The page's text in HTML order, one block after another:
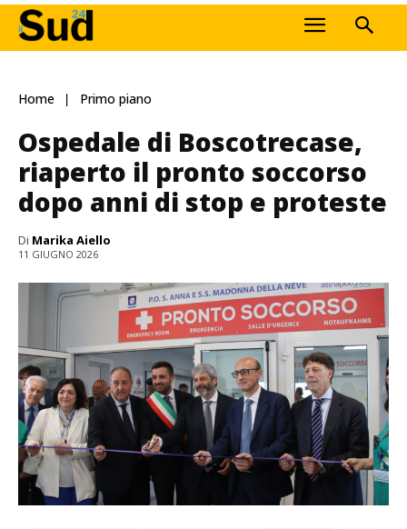
Home Primo piano
Ospedale di Boscotrecase,
riaperto il pronto soccorso
dopo anni di stop e proteste
Di Marika Aiello
11 GIUGNO 2026